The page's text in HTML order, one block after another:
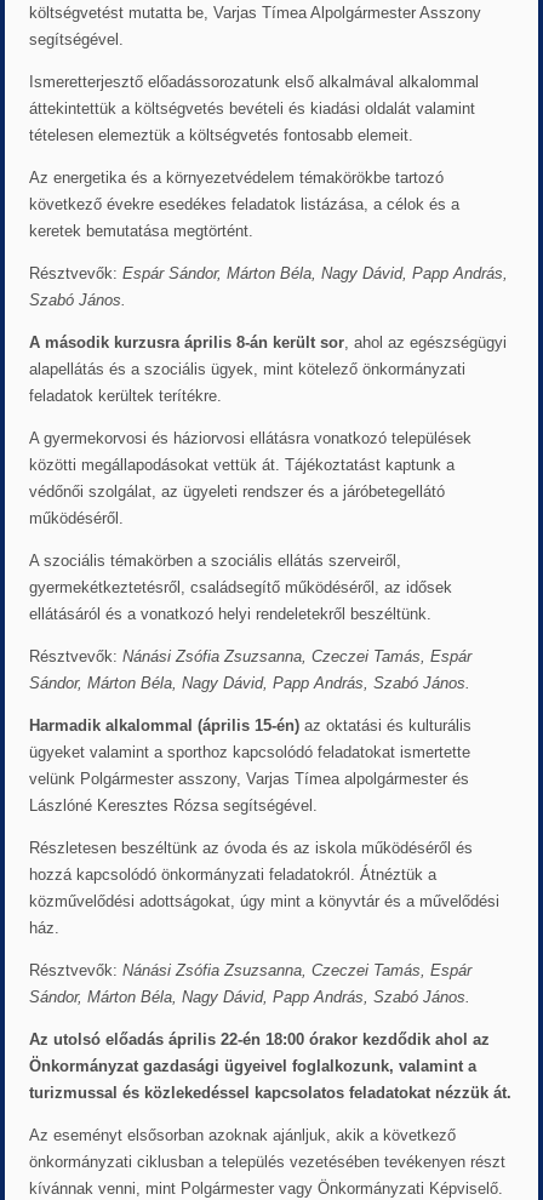
költségvetést mutatta be, Varjas Tímea Alpolgármester Asszony
segítségével.
Ismeretterjesztő előadássorozatunk első alkalmával alkalommal
áttekintettük a költségvetés bevételi és kiadási oldalát valamint
tételesen elemeztük a költségvetés fontosabb elemeit.
Az energetika és a környezetvédelem témakörökbe tartozó
következő évekre esedékes feladatok listázása, a célok és a
keretek bemutatása megtörtént.
Résztvevők:Espár Sándor, Márton Béla, Nagy Dávid, Papp András,
Szabó János.
A második kurzusra április 8-án került sor, ahol az egészségügyi
alapellátás és a szociális ügyek, mint kötelező önkormányzati
feladatok kerültek terítékre.
A gyermekorvosi és háziorvosi ellátásra vonatkozó települések
közötti megállapodásokat vettük át. Tájékoztatást kaptunk a
védőnői szolgálat, az ügyeleti rendszer és a járóbetegellátó
működéséről.
A szociális témakörben a szociális ellátás szerveiről,
gyermekétkeztetésről, családsegítő működéséről, az idősek
ellátásáról és a vonatkozó helyi rendeletekről beszéltünk.
Résztvevők:Nánási Zsófia Zsuzsanna, Czeczei Tamás, Espár
Sándor, Márton Béla, Nagy Dávid, Papp András, Szabó János.
Harmadik alkalommal (április 15-én) az oktatási és kulturális
ügyeket valamint a sporthoz kapcsolódó feladatokat ismertette
velünk Polgármester asszony, Varjas Tímea alpolgármester és
Lászlóné Keresztes Rózsa segítségével.
Részletesen beszéltünk az óvoda és az iskola működéséről és
hozzá kapcsolódó önkormányzati feladatokról. Átnéztük a
közművelődési adottságokat, úgy mint a könyvtár és a művelődési
ház.
Résztvevők:Nánási Zsófia Zsuzsanna, Czeczei Tamás, Espár
Sándor, Márton Béla, Nagy Dávid, Papp András, Szabó János.
Az utolsó előadás április 22-én 18:00 órakor kezdődik ahol az
Önkormányzat gazdasági ügyeivel foglalkozunk, valamint a
turizmussal és közlekedéssel kapcsolatos feladatokat nézzük át.
Az eseményt elsősorban azoknak ajánljuk, akik a következő
önkormányzati ciklusban a település vezetésében tevékenyen részt
kívánnak venni, mint Polgármester vagy Önkormányzati Képviselő.